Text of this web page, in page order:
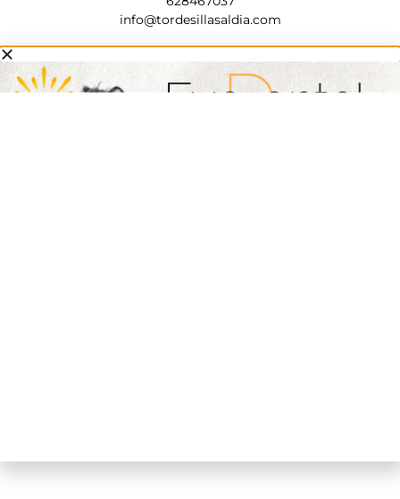
info@tordesillasaldia.com